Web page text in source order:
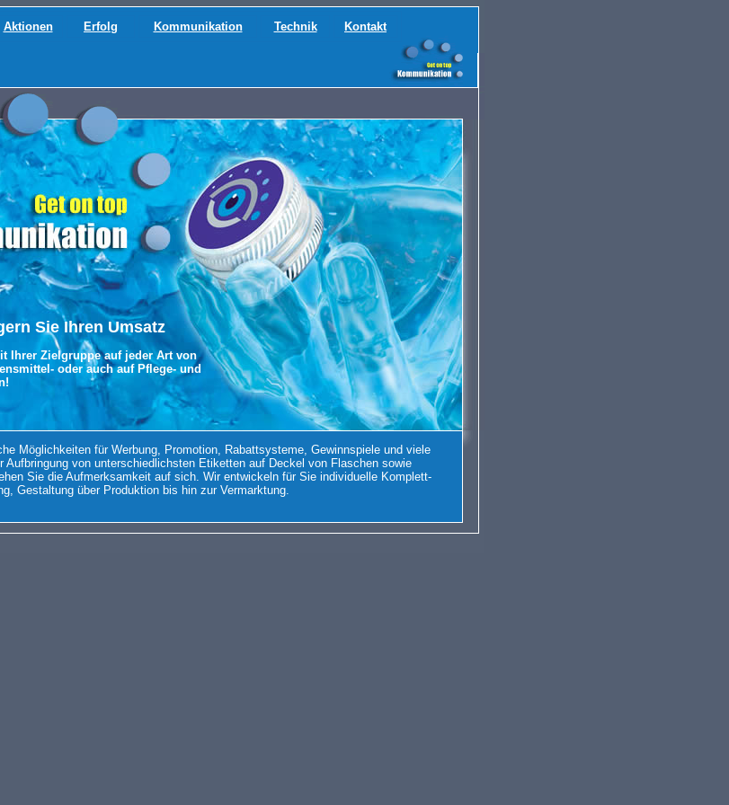
Aktionen Erfolg Kommunikation Technik Kontakt
Sie Ihren Umsatz
Ihrer Zielgruppe auf jeder Art von
oder auch auf Pflege- und
Möglichkeiten für Werbung, Promotion, Rabattsysteme, Gewinnspiele und viele
Aufbringung von unterschiedlichsten Etiketten auf Deckel von Flaschen sowie
Sie die Aufmerksamkeit auf sich. Wir entwickeln für Sie individuelle Komplett-
Gestaltung über Produktion bis hin zur Vermarktung.